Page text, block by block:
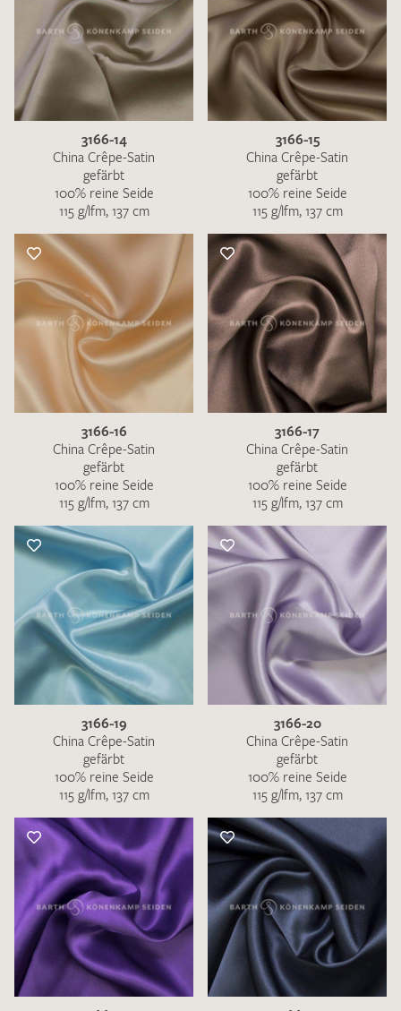
3166-14
China Crêpe-Satin
gefärbt
100% reine Seide
115 g/lfm, 137 cm
3166-15
China Crêpe-Satin
gefärbt
100% reine Seide
115 g/lfm, 137 cm
3166-16
China Crêpe-Satin
gefärbt
100% reine Seide
115 g/lfm, 137 cm
3166-17
China Crêpe-Satin
gefärbt
100% reine Seide
115 g/lfm, 137 cm
3166-19
China Crêpe-Satin
gefärbt
100% reine Seide
115 g/lfm, 137 cm
3166-20
China Crêpe-Satin
gefärbt
100% reine Seide
115 g/lfm, 137 cm